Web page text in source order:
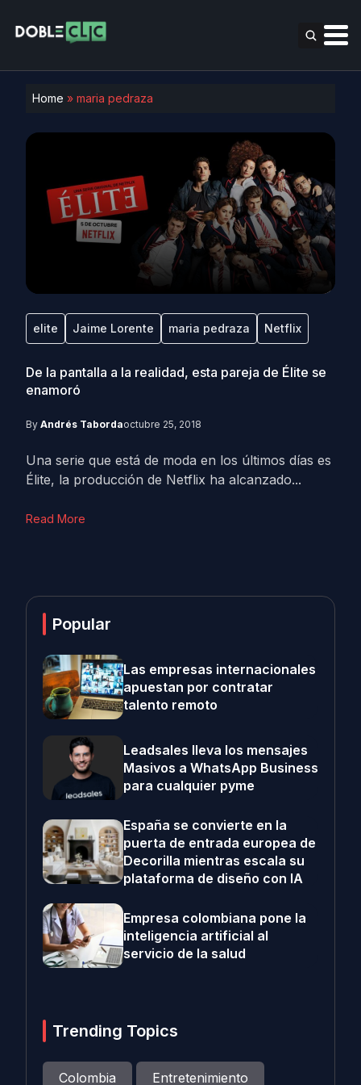
Home » maria pedraza
elite Jaime Lorente maria pedraza Netflix
De la pantalla a la realidad, esta pareja de Élite se
enamoró
By Andrés Tabordaoctubre 25, 2018
Una serie que está de moda en los últimos días es
Élite, la producción de Netflix ha alcanzado...
Read More
Popular
Las empresas internacionales
apuestan por contratar
talento remoto
Leadsales lleva los mensajes
Masivos a WhatsApp Business
para cualquier pyme
España se convierte en la
puerta de entrada europea de
Decorilla mientras escala su
plataforma de diseño con IA
Empresa colombiana pone la
inteligencia artificial al
servicio de la salud
Trending Topics
Colombia Entretenimiento